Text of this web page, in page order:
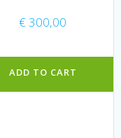
€ 300,00
ADD TO CART